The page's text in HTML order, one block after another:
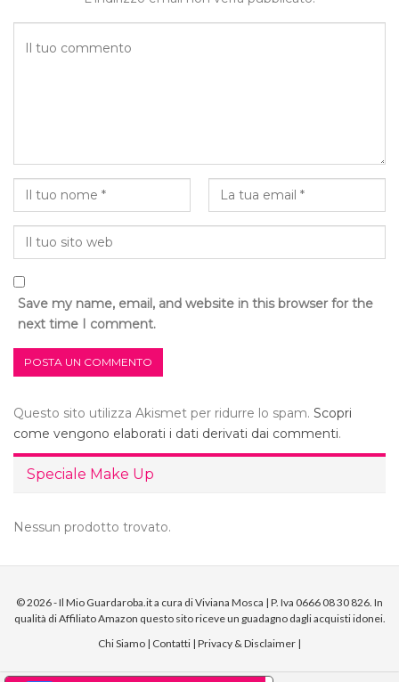
Save my name, email, and website in this browser for the
next time I comment.
Questo sito utilizza Akismet per ridurre lo spam. Scopri
come vengono elaborati i dati derivati dai commenti.
Speciale Make Up
Nessun prodotto trovato.
© 2026 - Il Mio Guardaroba.it a cura di Viviana Mosca | P. Iva 0666 08 30 826. In
qualità di Affiliato Amazon questo sito riceve un guadagno dagli acquisti idonei.
Chi Siamo | Contatti | Privacy & Disclaimer |